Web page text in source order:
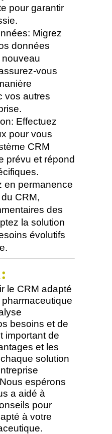
pour garantir
Migrez
données
vous
vos autres
Effectuez
pour vous
CRM
prévu et répond
en permanence
CRM,
des
la solution
évolutifs
le CRM adapté
besoins et de
important de
et les
solution
espérons
a aidé à
pour
à votre